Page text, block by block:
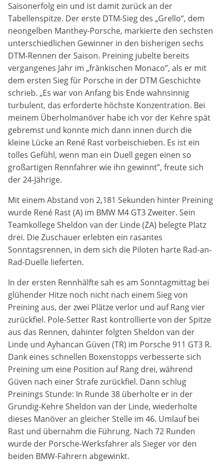
Saisonerfolg ein und ist damit zurück an der
Tabellenspitze. Der erste DTM-Sieg des „Grello“, dem
neongelben Manthey-Porsche, markierte den sechsten
unterschiedlichen Gewinner in den bisherigen sechs
DTM-Rennen der Saison. Preining jubelte bereits
vergangenes Jahr im „fränkischen Monaco”, als er mit
dem ersten Sieg für Porsche in der DTM Geschichte
schrieb. „Es war von Anfang bis Ende wahnsinnig
turbulent, das erforderte höchste Konzentration. Bei
meinem Überholmanöver habe ich vor der Kehre spät
gebremst und konnte mich dann innen durch die
kleine Lücke an René Rast vorbeischieben. Es ist ein
tolles Gefühl, wenn man ein Duell gegen einen so
großartigen Rennfahrer wie ihn gewinnt”, freute sich
der 24-Jährige.
Mit einem Abstand von 2,181 Sekunden hinter Preining
wurde René Rast (A) im BMW M4 GT3 Zweiter. Sein
Teamkollege Sheldon van der Linde (ZA) belegte Platz
drei. Die Zuschauer erlebten ein rasantes
Sonntagsrennen, in dem sich die Piloten harte Rad-an-
Rad-Duelle lieferten.
In der ersten Rennhälfte sah es am Sonntagmittag bei
glühender Hitze noch nicht nach einem Sieg von
Preining aus, der zwei Plätze verlor und auf Rang vier
zurückfiel. Pole-Setter Rast kontrollierte von der Spitze
aus das Rennen, dahinter folgten Sheldon van der
Linde und Ayhancan Güven (TR) im Porsche 911 GT3 R.
Dank eines schnellen Boxenstopps verbesserte sich
Preining um eine Position auf Rang drei, während
Güven nach einer Strafe zurückfiel. Dann schlug
Preinings Stunde: In Runde 38 überholte er in der
Grundig-Kehre Sheldon van der Linde, wiederholte
dieses Manöver an gleicher Stelle im 46. Umlauf bei
Rast und übernahm die Führung. Nach 72 Runden
wurde der Porsche-Werksfahrer als Sieger vor den
beiden BMW-Fahrern abgewinkt.
Background Image
Name:
gw-cookie-bgimage
Anbieter:
DMSB
Zweck:
Dieser Cookie speichert Informationen zu
verwendeten Hintergrundbildern der Website.
Cookie Laufzeit:
24 Stunden
Cookie Consent
cookie_consent
Anbieter:
DMSB
Zweck:
Dieser Cookie speichert die gewählten Cookie-
Einstellungen.
Cookie Laufzeit:
12 Monate
Statistiken
Cookies, die der Sammlung von Informationen und
Erstellung von Berichten über die Website-
Nutzungsstatistik dienen, ohne dass einzelne
Besucher persönlich identifiziert werden können.
Google Analytics